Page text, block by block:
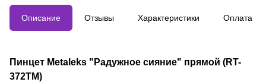
Описание Отзывы Характеристики Оплата
Пинцет Metaleks "Радужное сияние" прямой (RT-
372TM)